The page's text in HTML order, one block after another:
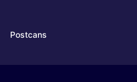
Postcans